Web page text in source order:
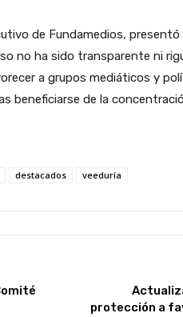
de Fundamedios, presentó
no ha sido transparente ni
a grupos mediáticos y
beneficiarse de la
destacados veeduría
protección a